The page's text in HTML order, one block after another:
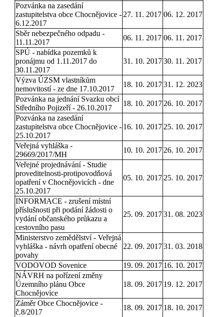
Pozvánka na zasedání
zastupitelstva obce Chocnějovice -
6.12.2017
27. 11. 2017 06. 12. 2017
Sběr nebezpečného odpadu -
11.11.2017
06. 11. 2017 06. 11. 2017
SPÚ - nabídka pozemků k
pronájmu od 1.11.2017 do
30.11.2017
31. 10. 201730. 11. 2017
Výzva ÚZSM vlastníkům
nemovitostí - ze dne 17.10.2017
18. 10. 201731. 12. 2023
Pozvánka na jednání Svazku obcí
Středního Pojizeří - 26.10.2017
18. 10. 2017 26. 10. 2017
Pozvánka na zasedání
zastupitelstva obce Chocnějovice -
25.10.2017
16. 10. 2017 25. 10. 2017
Veřejná vyhláška -
29669/2017/MH
10. 10. 2017 26. 10. 2017
Veřejné projednávání - Studie
proveditelnosti-protipovodňová
opatření v Chocnějovicích - dne
25.10.2017
05. 10. 2017 25. 10. 2017
INFORMACE - zrušení místní
příslušnosti při podání žádosti o
vydání občanského průkazu a
cestovního pasu
25. 09. 201731. 08. 2023
Ministerstvo zemědělství - Veřejná
vyhláška - návrh opatření obecné
povahy
22. 09. 201731. 03. 2018
VODOVOD Sovenice 19. 09. 2017 16. 10. 2017
NÁVRH na pořízení změny
Územního plánu Obce
Chocnějovice
18. 09. 2017 19. 12. 2017
Záměr Obce Chocnějovice -
č.8/2017
18. 09. 2017 18. 10. 2017